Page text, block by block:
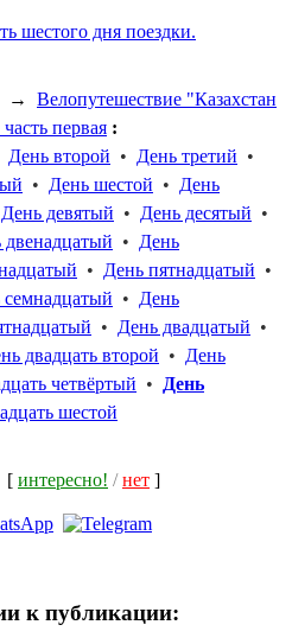
шестого дня поездки.
→ Велопутешествие "Казахстан
первая :
День второй • День третий •
• День шестой • День
День девятый • День десятый •
двенадцатый • День
• День пятнадцатый •
семнадцатый • День
• День двадцатый •
двадцать второй • День
четвёртый •
День
шестой
[ интересно! /нет ]
к публикации: